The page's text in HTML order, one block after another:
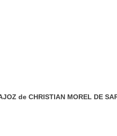
de CHRISTIAN MOREL DE